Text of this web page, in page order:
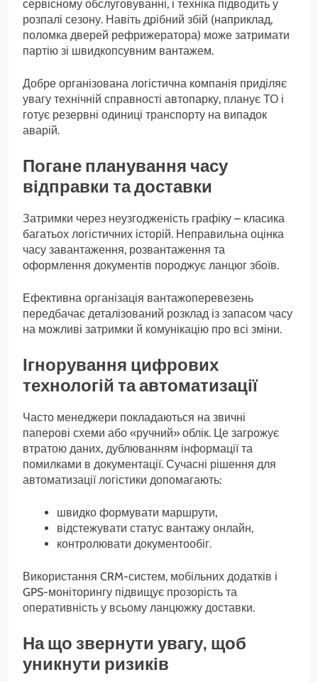
сервісному обслуговуванні, і техніка підводить у
розпалі сезону. Навіть дрібний збій (наприклад,
поломка дверей рефрижератора) може затримати
партію зі швидкопсувним вантажем.
Добре організована логістична компанія приділяє
увагу технічній справності автопарку, планує ТО і
готує резервні одиниці транспорту на випадок
аварій.
Погане планування часу
відправки та доставки
Затримки через неузгодженість графіку – класика
багатьох логістичних історій. Неправильна оцінка
часу завантаження, розвантаження та
оформлення документів породжує ланцюг збоїв.
Ефективна організація вантажоперевезень
передбачає деталізований розклад із запасом часу
на можливі затримки й комунікацію про всі зміни.
Ігнорування цифрових
технологій та автоматизації
Часто менеджери покладаються на звичні
паперові схеми або «ручний» облік. Це загрожує
втратою даних, дублюванням інформації та
помилками в документації. Сучасні рішення для
автоматизації логістики допомагають:
швидко формувати маршрути,
відстежувати статус вантажу онлайн,
контролювати документообіг.
Використання CRM-систем, мобільних додатків і
GPS-моніторингу підвищує прозорість та
оперативність у всьому ланцюжку доставки.
На що звернути увагу, щоб
уникнути ризиків